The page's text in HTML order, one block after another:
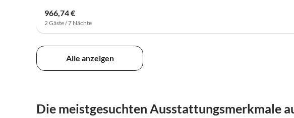
966,74 €
2 Gäste / 7 Nächte
Alle anzeigen
Die meistgesuchten Ausstattungsmerkmale